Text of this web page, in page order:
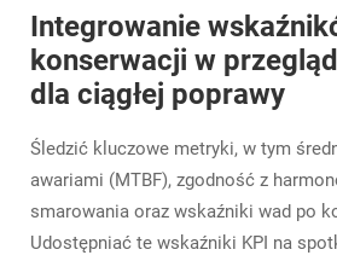
Integrowanie
konserwacji w
dla ciągłej poprawy
Śledzić kluczowe metryki, w tym
awariami (MTBF), zgodność z
smarowania oraz wskaźniki wad po
Udostępniać te wskaźniki KPI na